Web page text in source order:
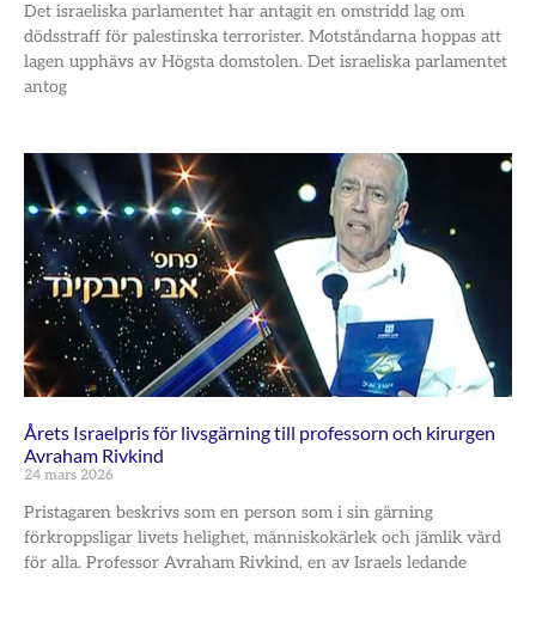
Det israeliska parlamentet har antagit en omstridd lag om
dödsstraff för palestinska terrorister. Motståndarna hoppas att
lagen upphävs av Högsta domstolen. Det israeliska parlamentet
antog
Årets Israelpris för livsgärning till professorn och kirurgen
Avraham Rivkind
24 mars 2026
Pristagaren beskrivs som en person som i sin gärning
förkroppsligar livets helighet, människokärlek och jämlik vård
för alla. Professor Avraham Rivkind, en av Israels ledande